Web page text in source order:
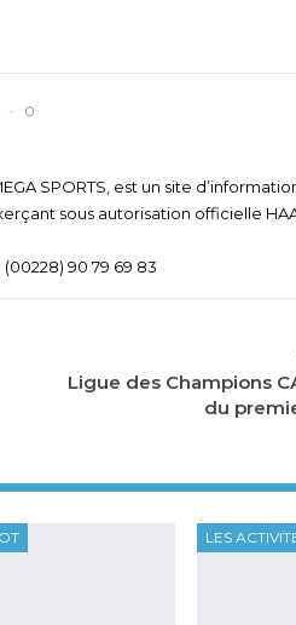
0
SPORTS, est un site
sous autorisation officielle
90 79 69 83
Ligue des Champions
du